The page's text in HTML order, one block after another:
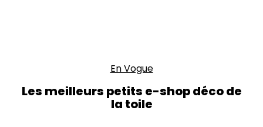
En Vogue
Les meilleurs petits e-shop déco de
la toile